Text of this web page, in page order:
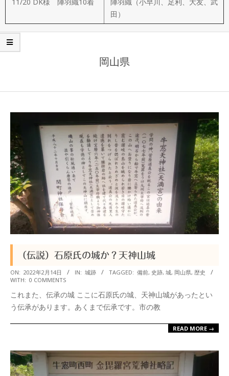
武
楽
衆
田）
岡山県
（伝説）石原氏の城か？天神山城
2022-
02-
14
ON: 2022年2月14日 IN: 城跡 TAGGED: 備前, 史跡, 城, 岡山県, 歴史
WITH: 0 COMMENTS
これまた、伝承の城 ここに石原氏の城、天神山城があったとい
う伝承があります。あくまで伝承です。市の教
READ MORE →